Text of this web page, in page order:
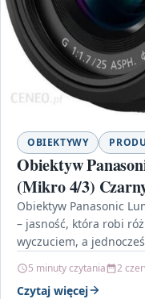
OBIEKTYWY
Obiektyw
(Mikro 4/3)
Obiektyw Panasonic
– jasność, która robi
wyczuciem, a
5 minuty czytania 2
Czytaj więcej